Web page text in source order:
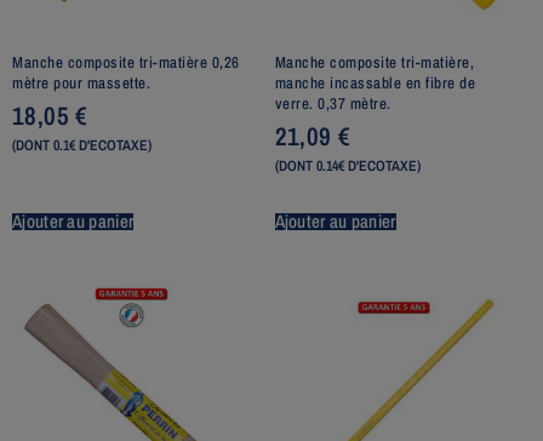
Manche composite tri-matière 0,26
mètre pour massette.
18,05€
(DONT 0.1€ D'ECOTAXE)
Ajouter au panier
Manche composite tri-matière,
manche incassable en fibre de
verre. 0,37 mètre.
21,09 €
(DONT 0.14€ D'ECOTAXE)
Ajouter au panier